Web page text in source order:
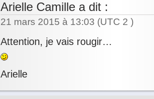
Arielle Camille a dit :
21 mars 2015 à 13:03 (UTC 2 )
Attention, je vais rougir…
Arielle